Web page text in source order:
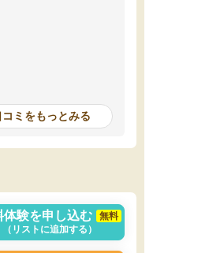
ミをもっとみる
体験を申し込む
無料
（リストに追加する）